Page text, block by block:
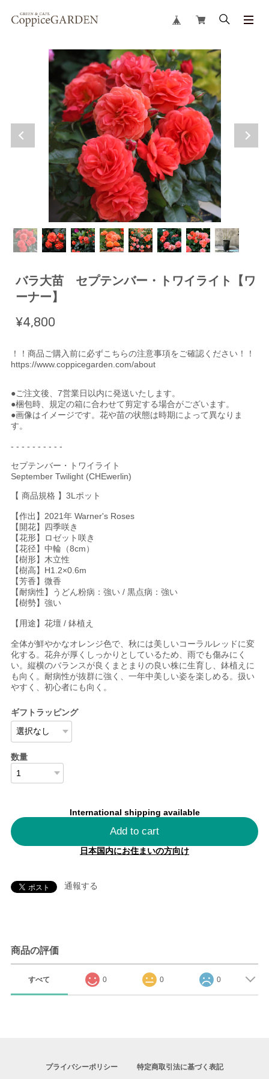
バラ大苗 セプテンバー・トワイライト【ワ
ーナー】
¥4,800
！！商品ご購入前に必ずこちらの注意事項をご確認ください！！
https://www.coppicegarden.com/about
●ご注文後、7営業日以内に発送いたします。
●梱包時、規定の箱に合わせて剪定する場合がございます。
●画像はイメージです。花や苗の状態は時期によって異なりま
す。
- - - - - - - - - -
セプテンバー・トワイライト
September Twilight (CHEwerlin)
【 商品規格 】3Lポット
【作出】2021年 Warner's Roses
【開花】四季咲き
【花形】ロゼット咲き
【花径】中輪（8cm）
【樹形】木立性
【樹高】H1.2×0.6m
【芳香】微香
【耐病性】うどん粉病：強い / 黒点病：強い
【樹勢】強い
【用途】花壇 / 鉢植え
全体が鮮やかなオレンジ色で、秋には美しいコーラルレッドに変
化する。花弁が厚くしっかりとしているため、雨でも傷みにく
い。縦横のバランスが良くまとまりの良い株に生育し、鉢植えに
も向く。耐病性が抜群に強く、一年中美しい姿を楽しめる。扱い
やすく、初心者にも向く。
ギフトラッピング
数量
International shipping available
Add to cart
日本国内にお住まいの方向け
通報する
商品の評価
すべて 0 0 0
プライバシーポリシー 特定商取引法に基づく表記